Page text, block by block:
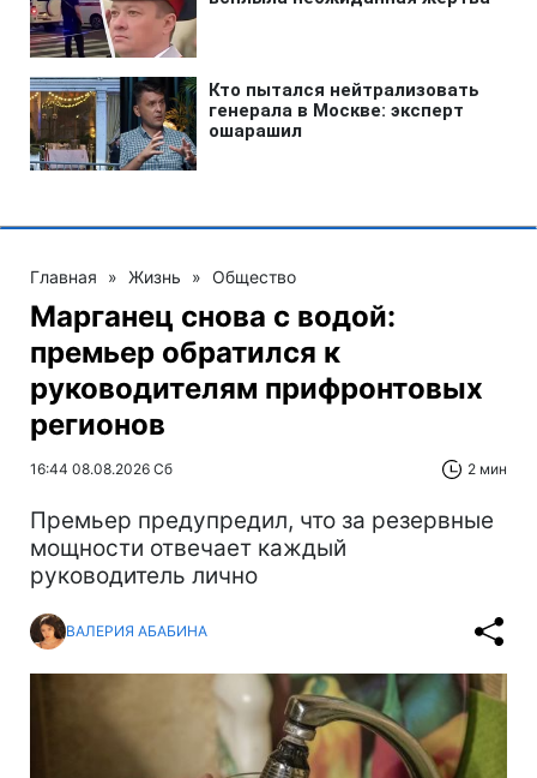
Главная » Жизнь » Общество
Марганец снова с водой:
премьер обратился к
руководителям прифронтовых
регионов
16:44 08.08.2026 Сб 2 мин
Премьер предупредил, что за резервные
мощности отвечает каждый
руководитель лично
ВАЛЕРИЯ АБАБИНА